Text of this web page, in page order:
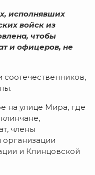
исполнявших
войск из
чтобы
и офицеров, не
на улице Мира, где
члены
и Клинцовской